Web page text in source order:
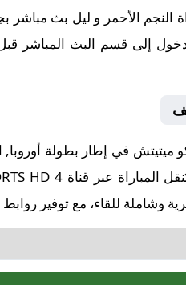
النجم الأحمر و ليل بث مباشر
إلى قسم البث المباشر
وشاملة للقاء، مع توفير